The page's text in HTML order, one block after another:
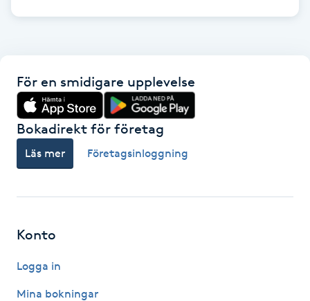
Gruppträning
Gua Sha-massage
H
Hatha Yoga
Herrklippning
För en smidigare upplevelse
Bokadirekt för företag
Läs mer Företagsinloggning
Konto
Logga in
Mina bokningar